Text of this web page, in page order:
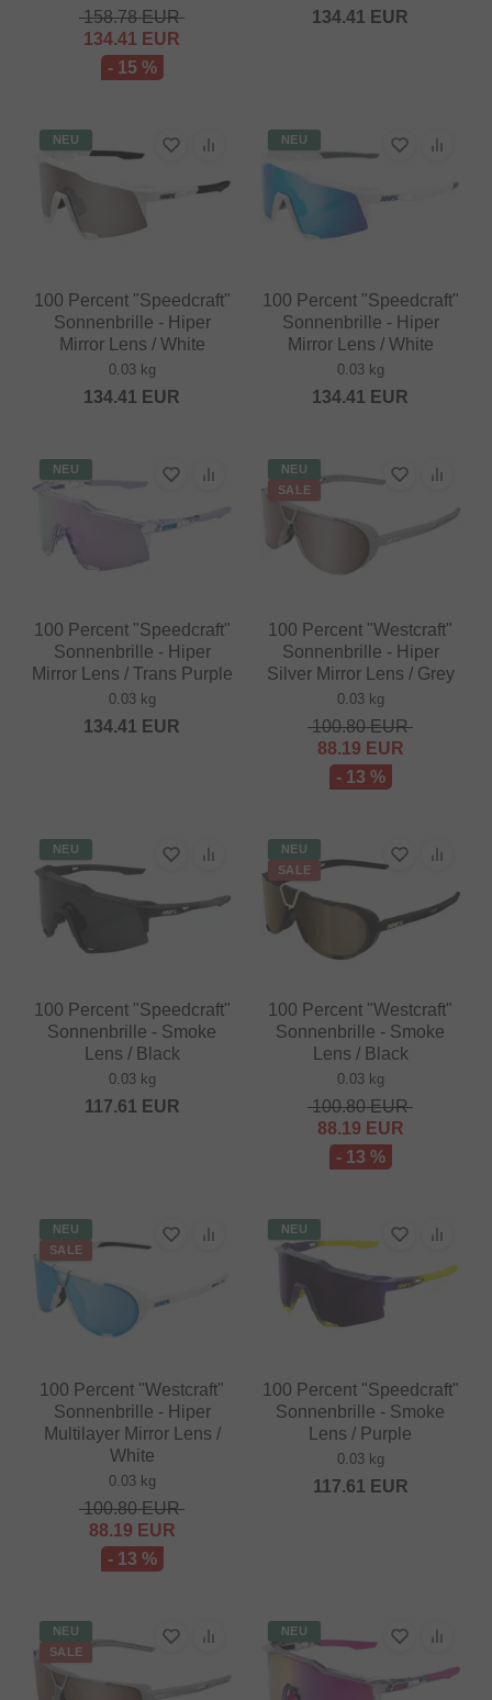
158.78EUR
134.41 EUR
- 15 %
134.41 EUR
NEU
100 Percent "Speedcraft"
Sonnenbrille - Hiper
Mirror Lens / White
0.03 kg
134.41 EUR
NEU
100 Percent "Speedcraft"
Sonnenbrille - Hiper
Mirror Lens / White
0.03 kg
134.41 EUR
NEU
100 Percent "Speedcraft"
Sonnenbrille - Hiper
Mirror Lens / Trans Purple
0.03 kg
134.41 EUR
NEU
SALE
100 Percent "Westcraft"
Sonnenbrille - Hiper
Silver Mirror Lens / Grey
0.03 kg
100.80EUR
88.19 EUR
- 13 %
NEU
100 Percent "Speedcraft"
Sonnenbrille - Smoke
Lens / Black
0.03 kg
117.61 EUR
NEU
SALE
100 Percent "Westcraft"
Sonnenbrille - Smoke
Lens / Black
0.03 kg
100.80EUR
88.19 EUR
- 13 %
NEU
SALE
100 Percent "Westcraft"
Sonnenbrille - Hiper
Multilayer Mirror Lens /
White
0.03 kg
100.80EUR
88.19 EUR
- 13 %
NEU
100 Percent "Speedcraft"
Sonnenbrille - Smoke
Lens / Purple
0.03 kg
117.61 EUR
NEU
SALE
NEU